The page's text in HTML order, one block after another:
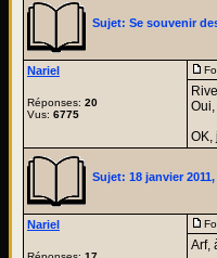
Sujet: Se souvenir
Nariel
Réponses: 20
Vus: 6775
OK,
Sujet: 18 janvier
Nariel
Arf,